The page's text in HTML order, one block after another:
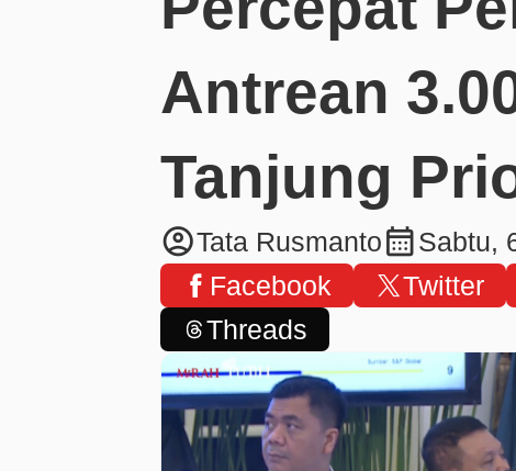
Antrean
Tanjung
account_circleTata Rusmantocalendar_monthSabtu,
Facebook
Twitter
Threads